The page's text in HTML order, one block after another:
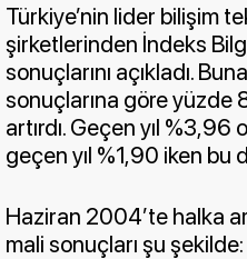
Türkiye’nin lider bilişim
şirketlerinden İndeks
sonuçlarını açıkladı.
sonuçlarına göre yüzde
artırdı. Geçen yıl
geçen yıl %1,90 iken
Haziran 2004’te halka
mali sonuçları şu şekilde: